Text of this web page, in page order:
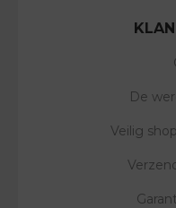
De
Veilig